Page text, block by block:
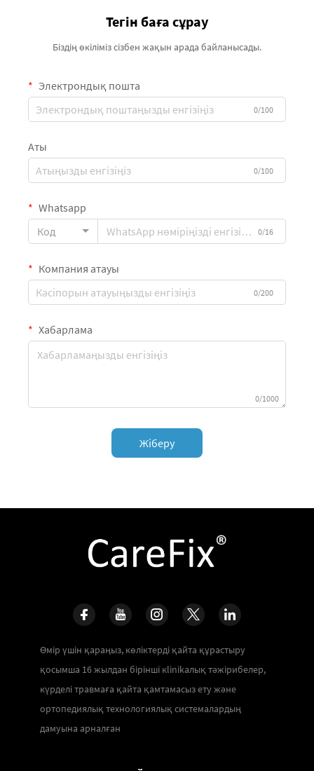
Тегін баға сұрау
Біздің өкіліміз сізбен жақын арада байланысады.
Электрондық пошта
0/100
Аты
0/100
Whatsapp
Код
0/16
Компания атауы
0/200
Хабарлама
0/1000
Жіберу
Өмір үшін қараңыз, көліктерді қайта құрастыру
қосымша 16 жылдан бірінші кlinikалық тәжірибелер,
күрделі травмаға қайта қамтамасыз ету және
ортопедиялық технологиялық системалардың
дамуына арналған